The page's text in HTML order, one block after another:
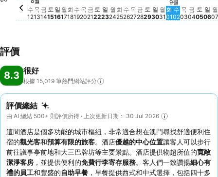
수요일, 8월 12
$550
수
12
목요일, 8월 13
$557
목
13
금
14
토
15
일요일, 8월 16
$553
일
16
월요일, 8월 17
$553
월
17
화요일, 8월 18
$554
화
18
수요일, 8월 19
$549
수
19
목요일, 8월 20
$541
목
20
금
21
토
22
일요일, 8월 23
$552
일
23
월요일, 8월 24
$550
월
24
화요일, 8월 25
$552
화
25
수요일, 8월 26
$553
수
26
목요일, 8월 27
$558
목
27
금
28
토
29
일요일, 8월 30
$551
일
30
월요일, 8월 31
$552
월
31
화요일, 9월
$453
9월
화
01
수요일, 9
$440
수
02
목
03
금
04
토
05
일
06
월
07
評價
8.3 很好
根據 15,019 筆熱門網站評分
評價總結
由 AI 總結 500+ 則評價所得 · 上次更新日期： 30 Jul 2026
這間酒店是個多功能的城市樞紐，非常適合想在澳門尋找舒適便利住
宿的觀光客和預算有限的旅客。酒店優越的中心位置讓客人可以步行
前往議事亭前地和大三巴牌坊等主要景點。酒店提供物超所值的寬敞
潔淨客房 ，並提供便利的免費行李寄存服務。客人們一致讚揚細心有
禮的員工和豐盛的自助早餐 ，早餐提供西式和中式選擇，包括四十多